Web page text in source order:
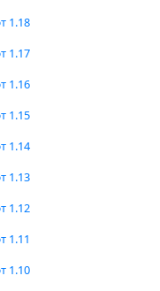
1.18
1.17
1.16
1.15
1.14
1.13
1.12
1.11
1.10